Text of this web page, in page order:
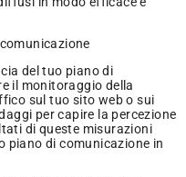
del tuo piano di
il monitoraggio della
sul tuo sito web o sui
per capire la percezione
di queste misurazioni
piano di comunicazione in